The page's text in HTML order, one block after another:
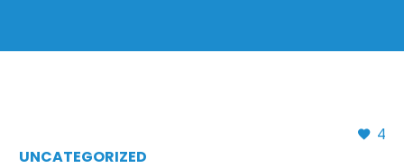
4
UNCATEGORIZED